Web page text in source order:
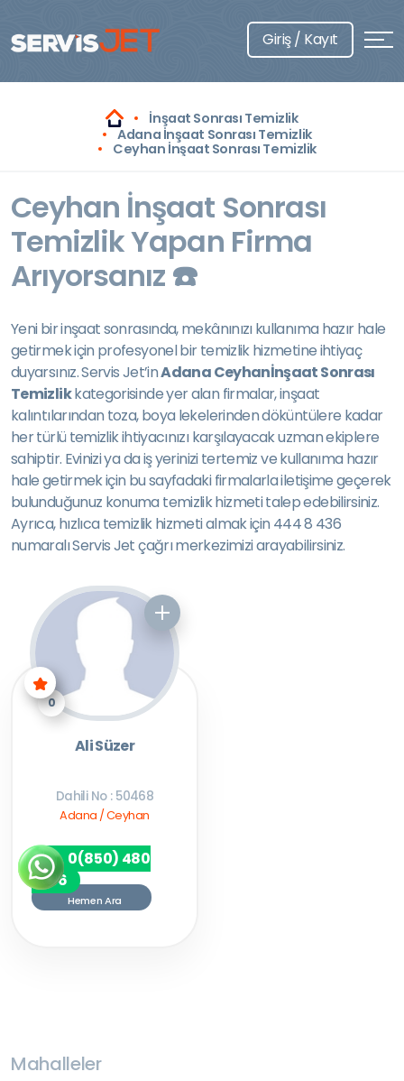
Giriş / Kayıt
İnşaat Sonrası Temizlik
Adana İnşaat Sonrası Temizlik
Ceyhan İnşaat Sonrası Temizlik
Ceyhan İnşaat Sonrası
Temizlik Yapan Firma
Arıyorsanız ☎️
Yeni bir inşaat sonrasında, mekânınızı kullanıma hazır hale
getirmek için profesyonel bir temizlik hizmetine ihtiyaç
duyarsınız. Servis Jet’inAdana Ceyhanİnşaat Sonrası
Temizlikkategorisinde yer alan firmalar, inşaat
kalıntılarından toza, boya lekelerinden döküntülere kadar
her türlü temizlik ihtiyacınızı karşılayacak uzman ekiplere
sahiptir. Evinizi ya da iş yerinizi tertemiz ve kullanıma hazır
hale getirmek için bu sayfadaki firmalarla iletişime geçerek
bulunduğunuz konuma temizlik hizmeti talep edebilirsiniz.
Ayrıca, hızlıca temizlik hizmeti almak için 444 8 436
numaralı Servis Jet çağrı merkezimizi arayabilirsiniz.
0
Ali Süzer
Dahili No : 50468
Adana / Ceyhan
0(850) 480
7256
Hemen Ara
Mahalleler